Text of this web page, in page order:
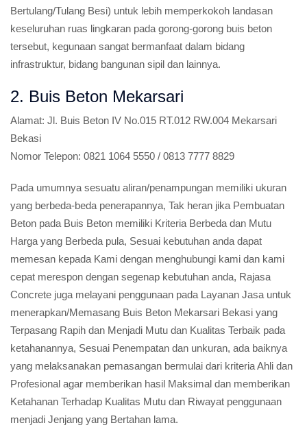
Bertulang/Tulang Besi) untuk lebih memperkokoh landasan
keseluruhan ruas lingkaran pada gorong-gorong buis beton
tersebut, kegunaan sangat bermanfaat dalam bidang
infrastruktur, bidang bangunan sipil dan lainnya.
2. Buis Beton Mekarsari
Alamat: Jl. Buis Beton IV No.015 RT.012 RW.004 Mekarsari
Bekasi
Nomor Telepon: 0821 1064 5550 / 0813 7777 8829
Pada umumnya sesuatu aliran/penampungan memiliki ukuran
yang berbeda-beda penerapannya, Tak heran jika Pembuatan
Beton pada Buis Beton memiliki Kriteria Berbeda dan Mutu
Harga yang Berbeda pula, Sesuai kebutuhan anda dapat
memesan kepada Kami dengan menghubungi kami dan kami
cepat merespon dengan segenap kebutuhan anda, Rajasa
Concrete juga melayani penggunaan pada Layanan Jasa untuk
menerapkan/Memasang Buis Beton Mekarsari Bekasi yang
Terpasang Rapih dan Menjadi Mutu dan Kualitas Terbaik pada
ketahanannya, Sesuai Penempatan dan unkuran, ada baiknya
yang melaksanakan pemasangan bermulai dari kriteria Ahli dan
Profesional agar memberikan hasil Maksimal dan memberikan
Ketahanan Terhadap Kualitas Mutu dan Riwayat penggunaan
menjadi Jenjang yang Bertahan lama.